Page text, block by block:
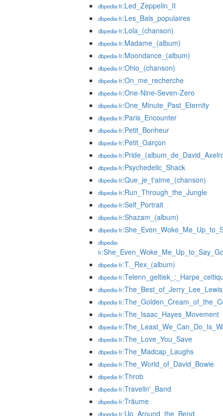
dbpedia-fr:Led_Zeppelin_II
dbpedia-fr:Les_Bals_populaires
dbpedia-fr:Lola_(chanson)
dbpedia-fr:Madame_(album)
dbpedia-fr:Moondance_(album)
dbpedia-fr:Ohio_(chanson)
dbpedia-fr:On_me_recherche
dbpedia-fr:One-Nine-Seven-Zero
dbpedia-fr:One_Minute_Past_Eternity
dbpedia-fr:Paris_Encounter
dbpedia-fr:Petit_Bonheur
dbpedia-fr:Petit_Garçon
dbpedia-fr
dbpedia-fr:Psychedelic_Shack
dbpedia-fr:Que_je_t'aime_(chanson)
dbpedia-fr:Run_Through_the_Jungle
dbpedia-fr:Self_Portrait
dbpedia-fr:Shazam_(album)
dbpedia-fr
dbpedia-
fr
dbpedia-fr:T._Rex_(album)
dbpedia-fr
dbpedia-fr:The_Best_of_Jerry_Lee_Lewis
dbpedia-fr
dbpedia-fr:The_Isaac_Hayes_Movement
dbpedia-fr
dbpedia-fr:The_Love_You_Save
dbpedia-fr:The_Madcap_Laughs
dbpedia-fr:The_World_of_David_Bowie
dbpedia-fr:Throb
dbpedia-fr:Travelin'_Band
dbpedia-fr:Träume
dbpedia-fr:Up_Around_the_Bend